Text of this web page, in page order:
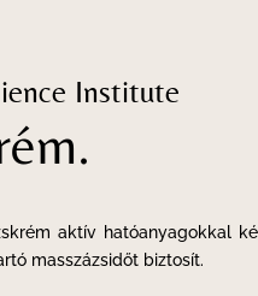
Institute
aktív hatóanyagokkal
masszázsidőt biztosít.